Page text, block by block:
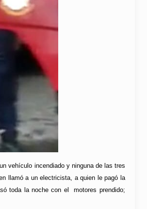
vehículo incendiado y ninguna de las tres
llamó a un electricista, a quien le pagó la
toda la noche con el motores prendido;